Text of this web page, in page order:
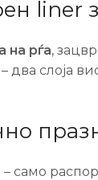
liner
на рѓа,
– два слоја